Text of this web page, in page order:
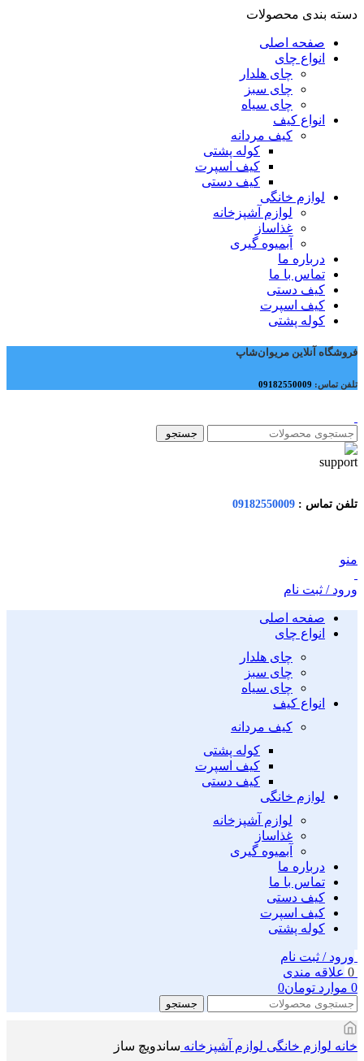
دسته بندی محصولات
صفحه اصلی
انواع چای
چای هلدار
چای سبز
چای سیاه
انواع کیف
کیف مردانه
کوله پشتی
کیف اسپرت
کیف دستی
لوازم خانگی
لوازم آشپزخانه
غذاساز
آبمیوه گیری
درباره ما
تماس با ما
کیف دستی
کیف اسپرت
کوله پشتی
فروشگاه آنلاین مریوان‌شاپ
تلفن تماس:
جستجو
تلفن تماس : 09182550009
منو
ورود / ثبت نام
صفحه اصلی
انواع چای
چای هلدار
چای سبز
چای سیاه
انواع کیف
کیف مردانه
کوله پشتی
کیف اسپرت
کیف دستی
لوازم خانگی
لوازم آشپزخانه
غذاساز
آبمیوه گیری
درباره ما
تماس با ما
کیف دستی
کیف اسپرت
کوله پشتی
ورود / ثبت نام
0 علاقه مندی
0 موارد تومان0
جستجو
خانه لوازم خانگی لوازم آشپزخانه ساندویچ ساز